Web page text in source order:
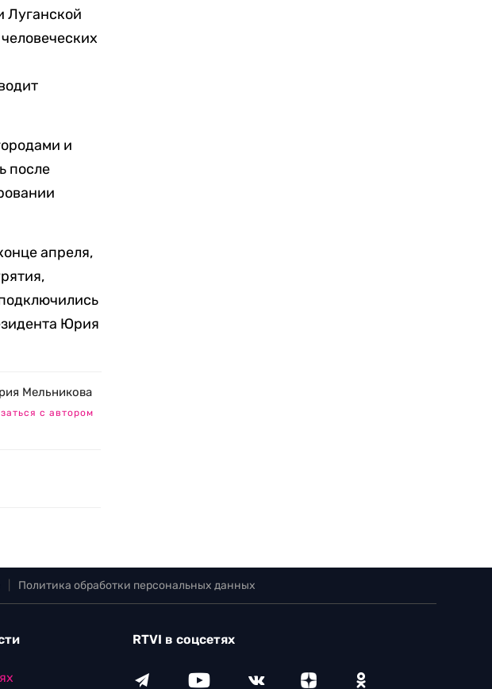
Луганской
и
после
апреля,
Юрия
Мельникова
с автором
Политика обработки персональных данных
RTVI в соцсетях